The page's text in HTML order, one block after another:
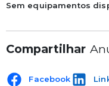
Sem equipamentos
Compartilhar
Facebook